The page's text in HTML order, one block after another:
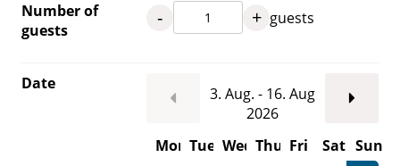
Number of
guests
- + guests
Date
3. Aug. - 16. Aug
2026
Mon Tue Wed Thu Fri Sat Sun